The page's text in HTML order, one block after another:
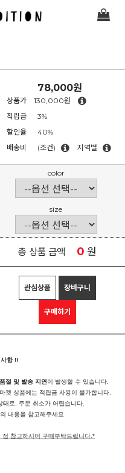
상품가
78,000원
130,000원
적립금
3%
할인율
40%
배송비
(조건) 지역별
color
size
총 상품 금액 0 원
관심상품 장바구니
구매하기
항 !!
품절 및 발송 지연 이 발생할 수 있습니다.
켓 상품에는 적립금 사용이 불가합니다.
로, 주문 취소가 어렵습니다.
내용을 참고해주세요.
참고하시어 구매부탁드립니다.*